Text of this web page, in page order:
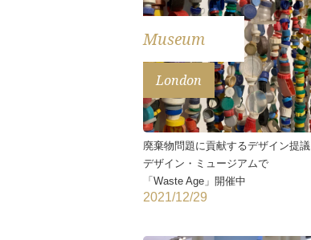
Museum
London
廃棄物問題に貢献するデザイン提議
デザイン・ミュージアムで
「Waste Age」開催中
2021/12/29